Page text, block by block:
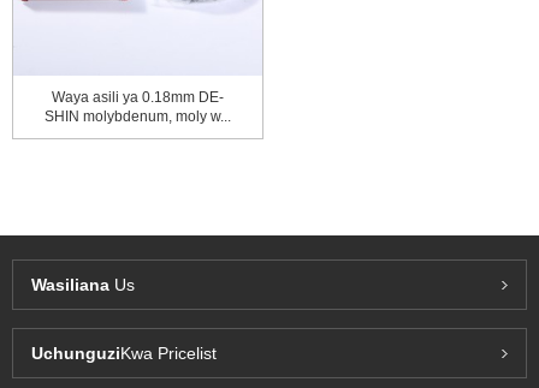
Waya asili ya 0.18mm DE-
SHIN molybdenum, moly w...
Wasiliana Us
UchunguziKwa Pricelist